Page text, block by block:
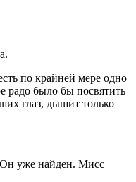
по крайней мере одно
радо было бы посвятить
глаз, дышит только
уже найден. Мисс